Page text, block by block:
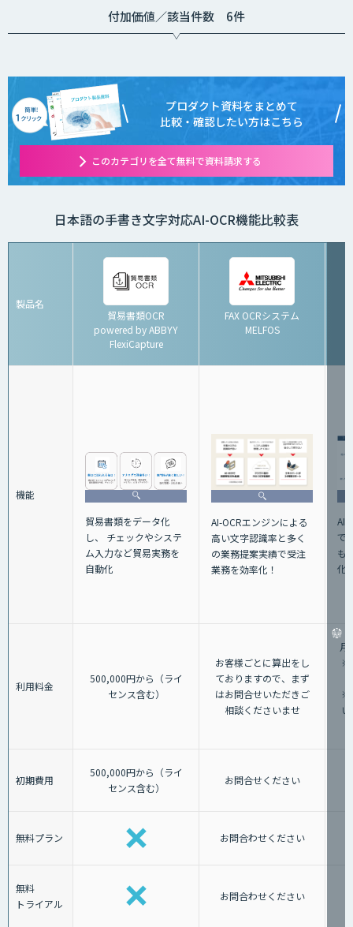
付加価値／該当件数 6件
プロダクト資料をまとめて
比較・確認したい方はこちら
このカテゴリを全て無料で資料請求する
日本語の手書き文字対応AI-OCR機能比較表
製品名
貿易書類OCR
powered by ABBYY
FlexiCapture
FAX OCRシステム
MELFOS
機能
貿易書類をデータ化
し、 チェックやシステ
ム入力など貿易実務を
自動化
AI-OCRエンジンによる
高い文字認識率と多く
の業務提案実績で受注
業務を効率化！
AI-
で
も
化
利用料金
500,000円から（ライ
センス含む）
お客様ごとに算出をし
ておりますので、まず
はお問合せいただきご
相談くださいませ
月
※
※
初期費用
500,000円から（ライ
センス含む）
お問合せください
無料プラン お問合わせください
無料
トライアル
お問合わせください